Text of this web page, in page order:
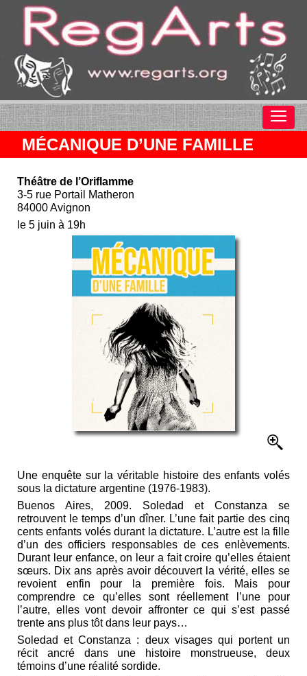
MÉCANIQUE D’UNE FAMILLE
Théâtre de l’Oriflamme
3-5 rue Portail Matheron
84000 Avignon
le 5 juin à 19h
Une enquête sur la véritable histoire des enfants volés
sous la dictature argentine (1976-1983).
Buenos Aires, 2009. Soledad et Constanza se
retrouvent le temps d’un dîner. L’une fait partie des cinq
cents enfants volés durant la dictature. L’autre est la fille
d’un des officiers responsables de ces enlèvements.
Durant leur enfance, on leur a fait croire qu’elles étaient
sœurs. Dix ans après avoir découvert la vérité, elles se
revoient enfin pour la première fois. Mais pour
comprendre ce qu’elles sont réellement l’une pour
l’autre, elles vont devoir affronter ce qui s’est passé
trente ans plus tôt dans leur pays…
Soledad et Constanza : deux visages qui portent un
récit ancré dans une histoire monstrueuse, deux
témoins d’une réalité sordide.